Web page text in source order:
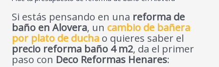
Si estás pensando en una reforma de
baño en Alovera, un cambio de bañera
por plato de ducha o quieres saber el
precio reforma baño 4 m2, da el primer
paso con Deco Reformas Henares: